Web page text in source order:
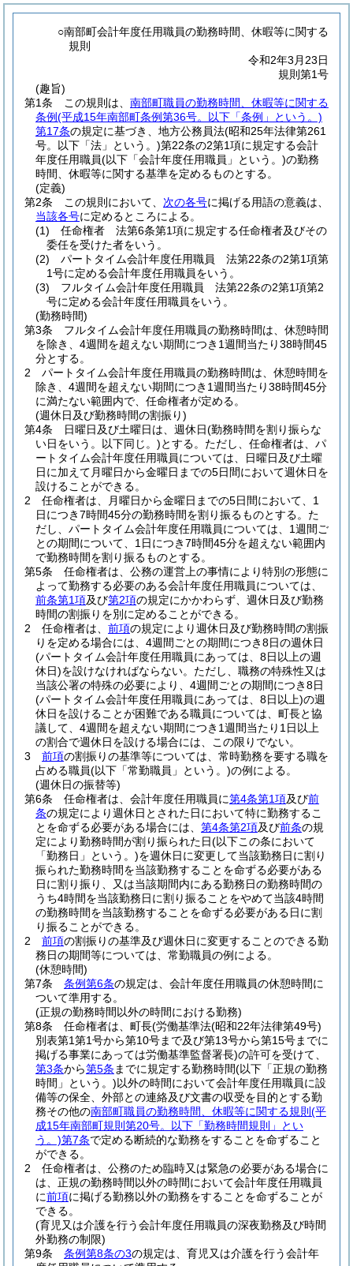
○南部町会計年度任用職員の勤務時間、休暇等に関する
規則
令和2年3月23日
規則第1号
(趣旨)
第1条
この規則は、 南部町職員の勤務時間、休暇等に関する
条例(平成15年南部町条例第36号。以下「条例」という。)
第17条の規定に基づき、地方公務員法(昭和25年法律第261
号。以下「法」という。)第22条の2第1項に規定する会計
年度任用職員(以下「会計年度任用職員」という。)の勤務
時間、休暇等に関する基準を定めるものとする。
(定義)
第2条
この規則において、 次の各号に掲げる用語の意義は、
当該各号に定めるところによる。
(1)
任命権者 法第6条第1項に規定する任命権者及びその
委任を受けた者をいう。
(2)
パートタイム会計年度任用職員 法第22条の2第1項第
1号に定める会計年度任用職員をいう。
(3)
フルタイム会計年度任用職員 法第22条の2第1項第2
号に定める会計年度任用職員をいう。
(勤務時間)
第3条
フルタイム会計年度任用職員の勤務時間は、休憩時間
を除き、4週間を超えない期間につき1週間当たり38時間45
分とする。
2
パートタイム会計年度任用職員の勤務時間は、休憩時間を
除き、4週間を超えない期間につき1週間当たり38時間45分
に満たない範囲内で、任命権者が定める。
(週休日及び勤務時間の割振り)
第4条
日曜日及び土曜日は、週休日(勤務時間を割り振らな
い日をいう。以下同じ。)とする。 ただし、任命権者は、パ
ートタイム会計年度任用職員については、日曜日及び土曜
日に加えて月曜日から金曜日までの5日間において週休日を
設けることができる。
2
任命権者は、月曜日から金曜日までの5日間において、1
日につき7時間45分の勤務時間を割り振るものとする。 た
だし、パートタイム会計年度任用職員については、1週間ご
との期間について、1日につき7時間45分を超えない範囲内
で勤務時間を割り振るものとする。
第5条
任命権者は、公務の運営上の事情により特別の形態に
よって勤務する必要のある会計年度任用職員については、
前条第1項及び第2項の規定にかかわらず、週休日及び勤務
時間の割振りを別に定めることができる。
2
任命権者は、 前項の規定により週休日及び勤務時間の割振
りを定める場合には、4週間ごとの期間につき8日の週休日
(パートタイム会計年度任用職員にあっては、8日以上の週
休日)を設けなければならない。 ただし、職務の特殊性又は
当該公署の特殊の必要により、4週間ごとの期間につき8日
(パートタイム会計年度任用職員にあっては、8日以上)の週
休日を設けることが困難である職員については、町長と協
議して、4週間を超えない期間につき1週間当たり1日以上
の割合で週休日を設ける場合には、この限りでない。
3
前項の割振りの基準等については、常時勤務を要する職を
占める職員(以下「常勤職員」という。)の例による。
(週休日の振替等)
第6条
任命権者は、会計年度任用職員に第4条第1項及び前
条の規定により週休日とされた日において特に勤務するこ
とを命ずる必要がある場合には、 第4条第2項及び前条の規
定により勤務時間が割り振られた日(以下この条において
「勤務日」という。)を週休日に変更して当該勤務日に割り
振られた勤務時間を当該勤務することを命ずる必要がある
日に割り振り、又は当該期間内にある勤務日の勤務時間の
うち4時間を当該勤務日に割り振ることをやめて当該4時間
の勤務時間を当該勤務することを命ずる必要がある日に割
り振ることができる。
2
前項の割振りの基準及び週休日に変更することのできる勤
務日の期間等については、常勤職員の例による。
(休憩時間)
第7条
条例第6条の規定は、会計年度任用職員の休憩時間に
ついて準用する。
(正規の勤務時間以外の時間における勤務)
第8条
任命権者は、町長(労働基準法(昭和22年法律第49号)
別表第1第1号から第10号まで及び第13号から第15号までに
掲げる事業にあっては労働基準監督署長)の許可を受けて、
第3条から第5条 までに規定する勤務時間(以下「正規の勤務
時間」という。)以外の時間において会計年度任用職員に設
備等の保全、外部との連絡及び文書の収受を目的とする勤
務その他の南部町職員の勤務時間、休暇等に関する規則 (平
成15年南部町規則第20号。以下「勤務時間規則」とい
う。)第7条で定める断続的な勤務をすることを命ずること
ができる。
2
任命権者は、公務のため臨時又は緊急の必要がある場合に
は、正規の勤務時間以外の時間において会計年度任用職員
に前項に掲げる勤務以外の勤務をすることを命ずることが
できる。
(育児又は介護を行う会計年度任用職員の深夜勤務及び時間
外勤務の制限)
第9条
条例第8条の3の規定は、育児又は介護を行う会計年